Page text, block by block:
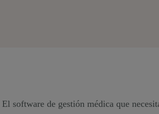
El software de gestión médica que